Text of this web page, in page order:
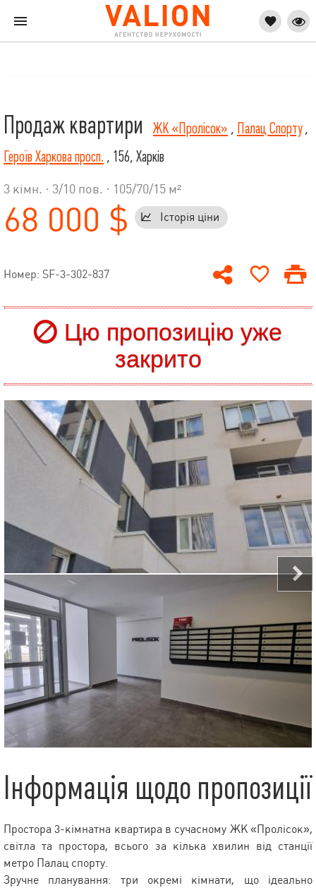
Продаж квартири ЖК «Пролісок» , Палац Спорту,
Героїв Харкова просп. , 156, Харків
3 кімн. · 3/10 пов. · 105/70/15 м²
68 000 $ Історія ціни
Номер: SF-3-302-837
Цю пропозицію уже
закрито
Інформація щодо пропозиції
Простора 3-кімнатна квартира в сучасному ЖК «Пролісок»,
світла та простора, всього за кілька хвилин від станції
метро Палац спорту.
Зручне планування: три окремі кімнати, що ідеально